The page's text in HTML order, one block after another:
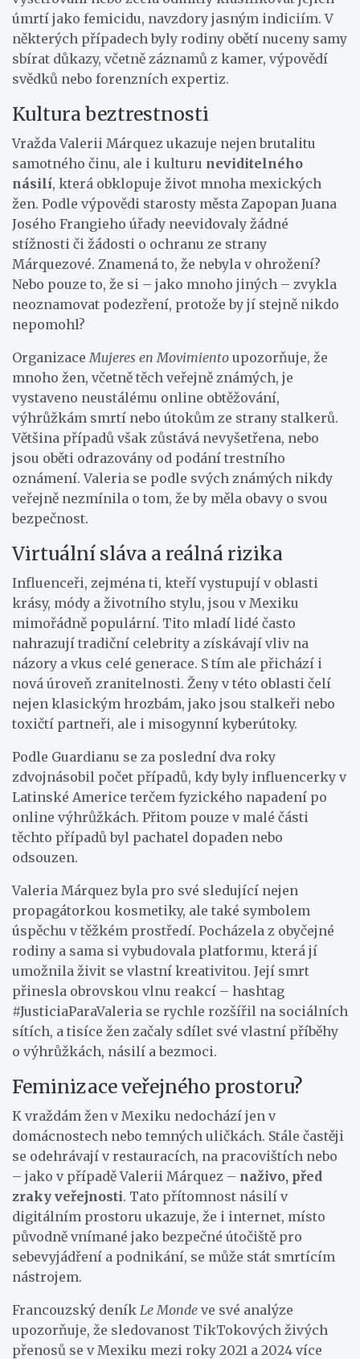
úmrtí jako femicidu, navzdory jasným indiciím. V
některých případech byly rodiny obětí nuceny samy
sbírat důkazy, včetně záznamů z kamer, výpovědí
svědků nebo forenzních expertiz.
Kultura beztrestnosti
Vražda Valerii Márquez ukazuje nejen brutalitu
samotného činu, ale i kulturu neviditelného
násilí, která obklopuje život mnoha mexických
žen. Podle výpovědi starosty města Zapopan Juana
Josého Frangieho úřady neevidovaly žádné
stížnosti či žádosti o ochranu ze strany
Márquezové. Znamená to, že nebyla v ohrožení?
Nebo pouze to, že si – jako mnoho jiných – zvykla
neoznamovat podezření, protože by jí stejně nikdo
nepomohl?
Organizace Mujeres en Movimiento upozorňuje, že
mnoho žen, včetně těch veřejně známých, je
vystaveno neustálému online obtěžování,
výhrůžkám smrtí nebo útokům ze strany stalkerů.
Většina případů však zůstává nevyšetřena, nebo
jsou oběti odrazovány od podání trestního
oznámení. Valeria se podle svých známých nikdy
veřejně nezmínila o tom, že by měla obavy o svou
bezpečnost.
Virtuální sláva a reálná rizika
Influenceři, zejména ti, kteří vystupují v oblasti
krásy, módy a životního stylu, jsou v Mexiku
mimořádně populární. Tito mladí lidé často
nahrazují tradiční celebrity a získávají vliv na
názory a vkus celé generace. S tím ale přichází i
nová úroveň zranitelnosti. Ženy v této oblasti čelí
nejen klasickým hrozbám, jako jsou stalkeři nebo
toxičtí partneři, ale i misogynní kyberútoky.
Podle Guardianu se za poslední dva roky
zdvojnásobil počet případů, kdy byly influencerky v
Latinské Americe terčem fyzického napadení po
online výhrůžkách. Přitom pouze v malé části
těchto případů byl pachatel dopaden nebo
odsouzen.
Valeria Márquez byla pro své sledující nejen
propagátorkou kosmetiky, ale také symbolem
úspěchu v těžkém prostředí. Pocházela z obyčejné
rodiny a sama si vybudovala platformu, která jí
umožnila živit se vlastní kreativitou. Její smrt
přinesla obrovskou vlnu reakcí – hashtag
#JusticiaParaValeria se rychle rozšířil na sociálních
sítích, a tisíce žen začaly sdílet své vlastní příběhy
o výhrůžkách, násilí a bezmoci.
Feminizace veřejného prostoru?
K vraždám žen v Mexiku nedochází jen v
domácnostech nebo temných uličkách. Stále častěji
se odehrávají v restauracích, na pracovištích nebo
– jako v případě Valerii Márquez – naživo, před
zraky veřejnosti. Tato přítomnost násilí v
digitálním prostoru ukazuje, že i internet, místo
původně vnímané jako bezpečné útočiště pro
sebevyjádření a podnikání, se může stát smrtícím
nástrojem.
Francouzský deník Le Monde ve své analýze
upozorňuje, že sledovanost TikTokových živých
přenosů se v Mexiku mezi roky 2021 a 2024 více